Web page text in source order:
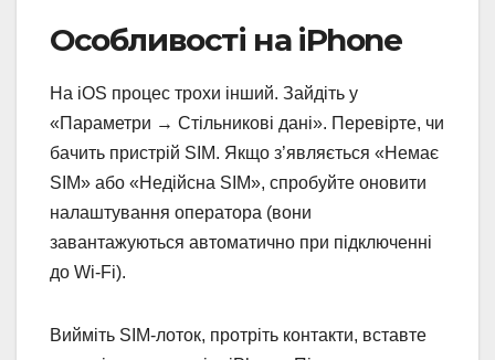
Особливості на iPhone
На iOS процес трохи інший. Зайдіть у
«Параметри → Стільникові дані». Перевірте, чи
бачить пристрій SIM. Якщо з’являється «Немає
SIM» або «Недійсна SIM», спробуйте оновити
налаштування оператора (вони
завантажуються автоматично при підключенні
до Wi-Fi).
Вийміть SIM-лоток, протріть контакти, вставте